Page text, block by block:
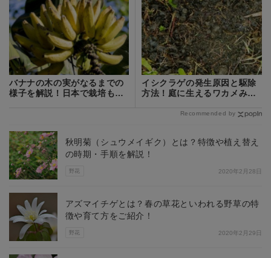
バナナの木の実がなるまでの
様子を解説！日本で栽培もで
イシクラゲの発生原因と駆除
方法！庭に生えるワカメみた
Recommended by
野花
秋明菊（シュウメイギク）とは？特徴や植え替え
の時期・手順を解説！
2020年2月28日
野花
アズマイチゲとは？春の草花といわれる野草の特
徴や育て方をご紹介！
2020年2月29日